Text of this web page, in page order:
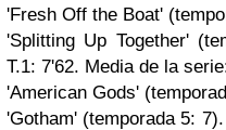
'Fresh Off the Boat'
'Splitting Up Together'
T.1: 7'62. Media de la
'American Gods'
'Gotham' (temporada 5: